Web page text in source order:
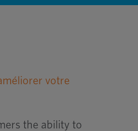
votre
the ability to